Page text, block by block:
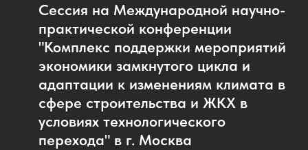
Сессия на Международной научно-
практической конференции
"Комплекс поддержки мероприятий
экономики замкнутого цикла и
адаптации к изменениям климата в
сфере строительства и ЖКХ в
условиях технологического
перехода" в г. Москва